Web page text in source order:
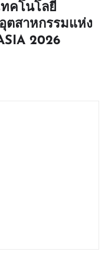
ทคโนโลยี
ตสาหกรรมแห่ง
2026